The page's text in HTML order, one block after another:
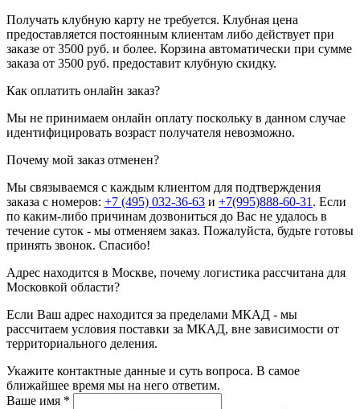
Получать клубную карту не требуется. Клубная цена
предоставляется постоянным клиентам либо действует при
заказе от 3500 руб. и более. Корзина автоматически при сумме
заказа от 3500 руб. предоставит клубную скидку.
Как оплатить онлайн заказ?
Мы не принимаем онлайн оплату поскольку в данном случае
идентифицировать возраст получателя невозможно.
Почему мой заказ отменен?
Мы связываемся с каждым клиентом для подтверждения
заказа с номеров: +7 (495) 032-36-63 и +7(995)888-60-31 . Если
по каким-либо причинам дозвониться до Вас не удалось в
течение суток - мы отменяем заказ. Пожалуйста, будьте готовы
принять звонок. Спасибо!
Адрес находится в Москве, почему логистика рассчитана для
Московкой области?
Если Ваш адрес находится за пределами МКАД - мы
рассчитаем условия поставки за МКАД, вне зависимости от
территориального деления.
Укажите контактные данные и суть вопроса. В самое
ближайшее время мы на него ответим.
Ваше имя *